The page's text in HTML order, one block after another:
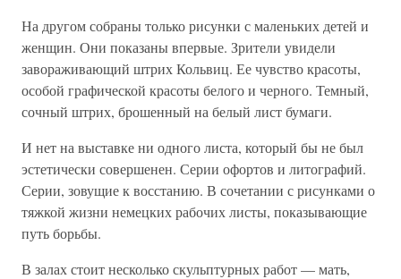
На другом собраны только рисунки с маленьких детей и
женщин. Они показаны впервые. Зрители увидели
завораживающий штрих Кольвиц. Ее чувство красоты,
особой графической красоты белого и черного. Темный,
сочный штрих, брошенный на белый лист бумаги.
И нет на выставке ни одного листа, который бы не был
эстетически совершенен. Серии офортов и литографий.
Серии, зовущие к восстанию. В сочетании с рисунками о
тяжкой жизни немецких рабочих листы, показывающие
путь борьбы.
В залах стоит несколько скульптурных работ — мать,